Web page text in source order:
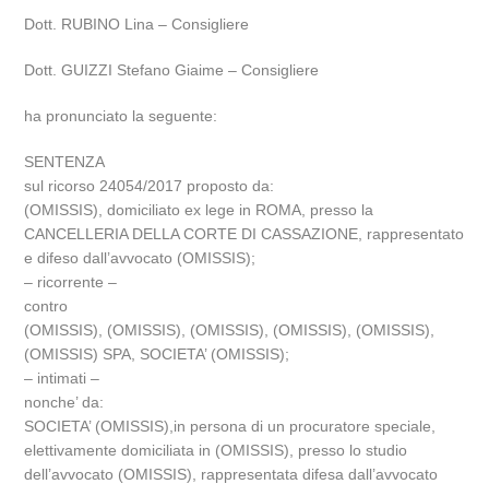
Dott. RUBINO Lina – Consigliere
Dott. GUIZZI Stefano Giaime – Consigliere
ha pronunciato la seguente:
SENTENZA
sul ricorso 24054/2017 proposto da:
(OMISSIS), domiciliato ex lege in ROMA, presso la
CANCELLERIA DELLA CORTE DI CASSAZIONE, rappresentato
e difeso dall’avvocato (OMISSIS);
– ricorrente –
contro
(OMISSIS), (OMISSIS), (OMISSIS), (OMISSIS), (OMISSIS),
(OMISSIS) SPA, SOCIETA’ (OMISSIS);
– intimati –
nonche’ da:
SOCIETA’ (OMISSIS),in persona di un procuratore speciale,
elettivamente domiciliata in (OMISSIS), presso lo studio
dell’avvocato (OMISSIS), rappresentata difesa dall’avvocato